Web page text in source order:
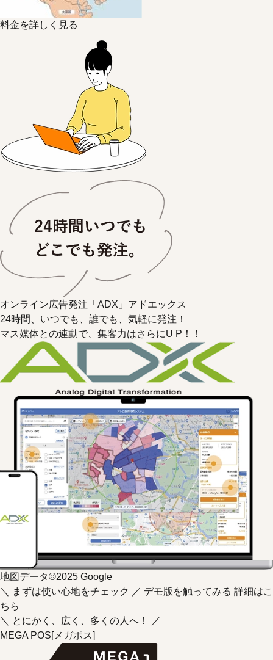
料金を詳しく見る
オンライン広告発注「ADX」 アドエックス
24時間、いつでも、誰でも、気軽に発注！
マス媒体との連動で、集客力はさらにU P！！
地図データ©2025 Google
＼ まずは使い心地をチェック ／ デモ版を触ってみる 詳細はこ
ちら
＼ とにかく、広く、多くの人へ！ ／
MEGA POS[メガポス]